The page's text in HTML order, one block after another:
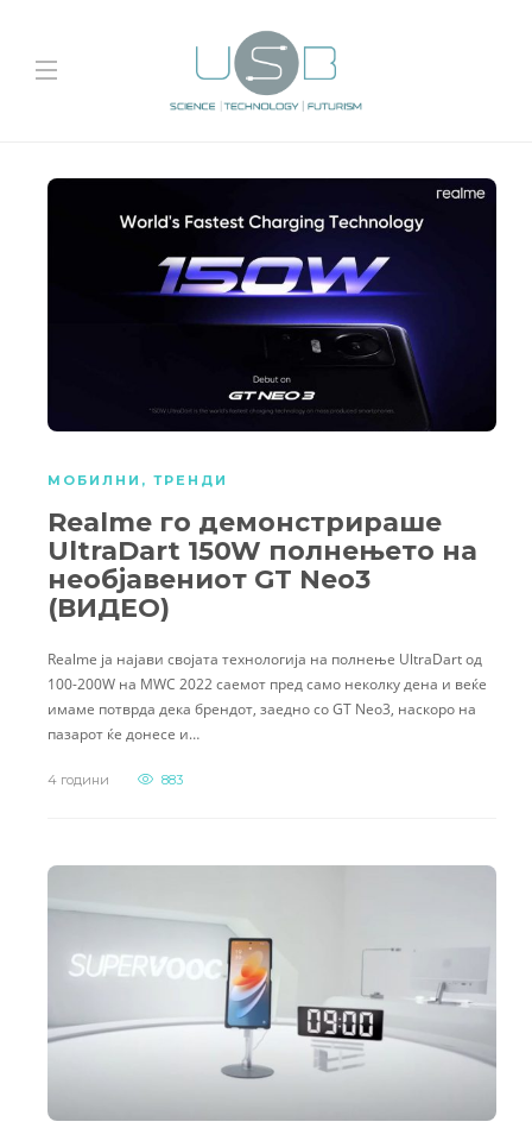
МОБИЛНИ , ТРЕНДИ
Realme го демонстрираше
UltraDart 150W полнењето на
необјавениот GT Neo3
(ВИДЕО)
Realme ја најави својата технологија на полнење UltraDart од
100-200W на MWC 2022 саемот пред само неколку дена и веќе
имаме потврда дека брендот, заедно со GT Neo3, наскоро на
пазарот ќе донесе и…
4 години 883